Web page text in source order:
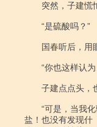
突然，子建慌忙
“是硫酸吗？”
国春听后，用眼
“你也这样认为
子建点点头，也
“可是，当我化
盐！也没有发现什